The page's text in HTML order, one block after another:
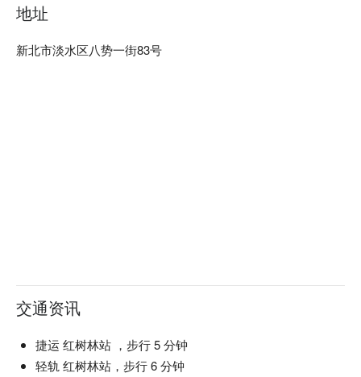
地址
新北市淡水区八势一街83号
交通资讯
捷运 红树林站 ，步行 5 分钟
轻轨 红树林站，步行 6 分钟